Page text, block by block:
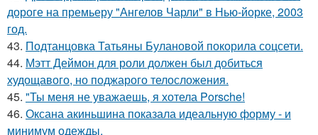
дороге на премьеру "Ангелов Чарли" в Нью-йорке, 2003
год.
43. Подтанцовка Татьяны Булановой покорила соцсети.
44. Мэтт Деймон для роли должен был добиться
худощавого, но поджарого телосложения.
45. "Ты меня не уважаешь, я хотела Porsche!
46. Оксана акиньшина показала идеальную форму - и
минимум одежды.